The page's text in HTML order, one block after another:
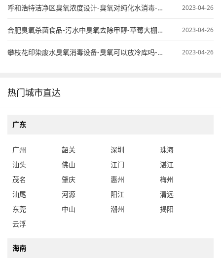
呼和浩特洁净区臭氧浓度设计-臭氧对纯化水消毒-臭氧纯水杀菌 2023-04-26
合肥臭氧杀菌食品-污水中臭氧去除甲醇-草莓大棚臭氧使用 2023-04-26
攀枝花印染废水臭氧消毒设备-臭氧可以放冷库吗-桶装水臭氧处理 2023-04-26
热门城市直达
广东
广州 韶关 深圳
珠海
汕头
佛山 江门
湛江
茂名
肇庆 惠州
梅州
汕尾
河源 阳江
清远
东莞
中山 潮州
揭阳
云浮
海南